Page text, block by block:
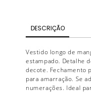
DESCRIÇÃO
Vestido longo de
estampado. Detalhe
decote. Fechamento
para amarração. Se
numerações. Ideal